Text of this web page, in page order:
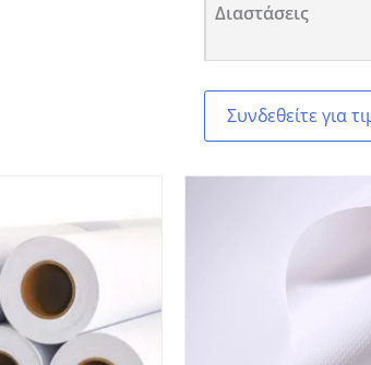
Διαστάσεις
Συνδεθείτε για